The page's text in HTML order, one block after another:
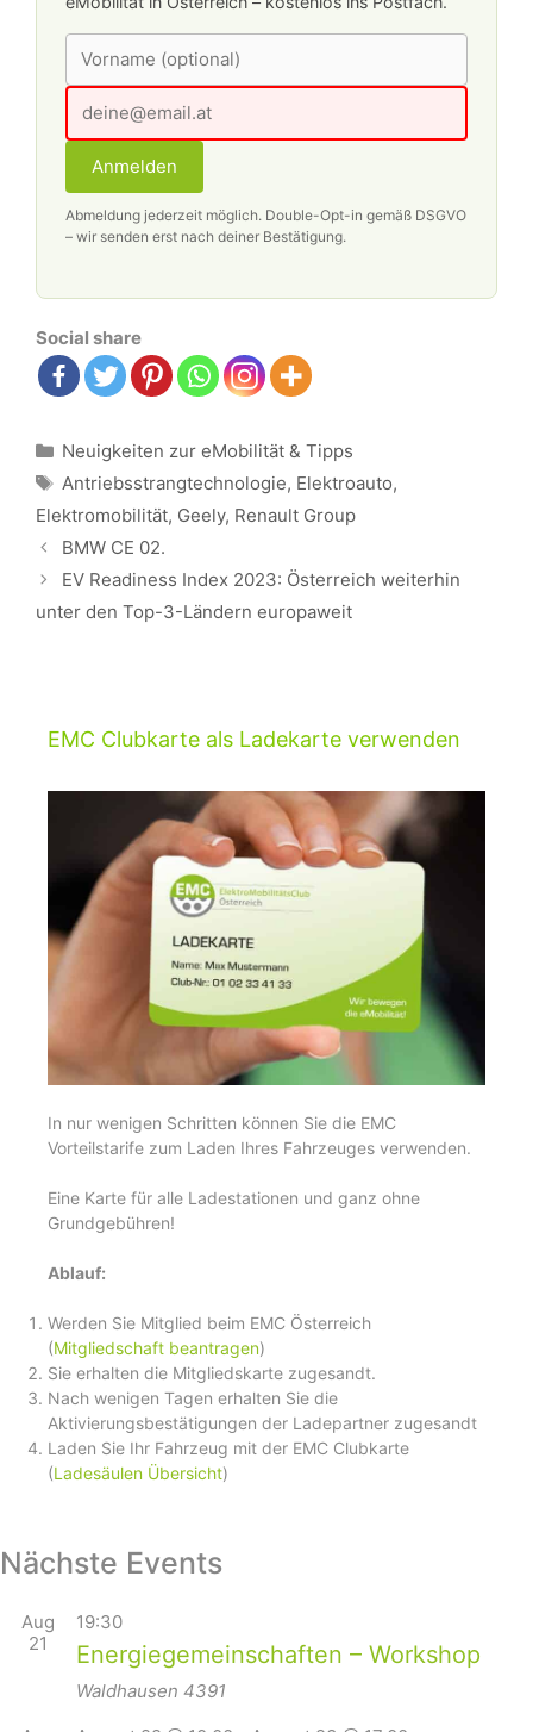
Anmelden
Abmeldung jederzeit möglich. Double-Opt-in gemäß DSGVO
– wir senden erst nach deiner Bestätigung.
Social share
Kategorien
Neuigkeiten zur eMobilität & Tipps
Schlagwörter
Antriebsstrangtechnologie, Elektroauto,
Elektromobilität, Geely, Renault Group
Beitrags-
Navigation
BMW CE 02.
EV Readiness Index 2023: Österreich weiterhin
unter den Top-3-Ländern europaweit
EMC Clubkarte als Ladekarte verwenden
In nur wenigen Schritten können Sie die EMC
Vorteilstarife zum Laden Ihres Fahrzeuges verwenden.
Eine Karte für alle Ladestationen und ganz ohne
Grundgebühren!
Ablauf:
Werden Sie Mitglied beim EMC Österreich
(Mitgliedschaft beantragen)
Sie erhalten die Mitgliedskarte zugesandt.
Nach wenigen Tagen erhalten Sie die
Aktivierungsbestätigungen der Ladepartner zugesandt
Laden Sie Ihr Fahrzeug mit der EMC Clubkarte
(Ladesäulen Übersicht)
Nächste Events
Aug
21
19:30
Energiegemeinschaften – Workshop
Waldhausen 4391